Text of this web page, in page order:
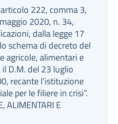
222, comma 3,
2020, n. 34,
dalla legge 17
schema di decreto del
agricole, alimentari e
D.M. del 23 luglio
recante l’istituzione
per le filiere in crisi”.
ALIMENTARI E